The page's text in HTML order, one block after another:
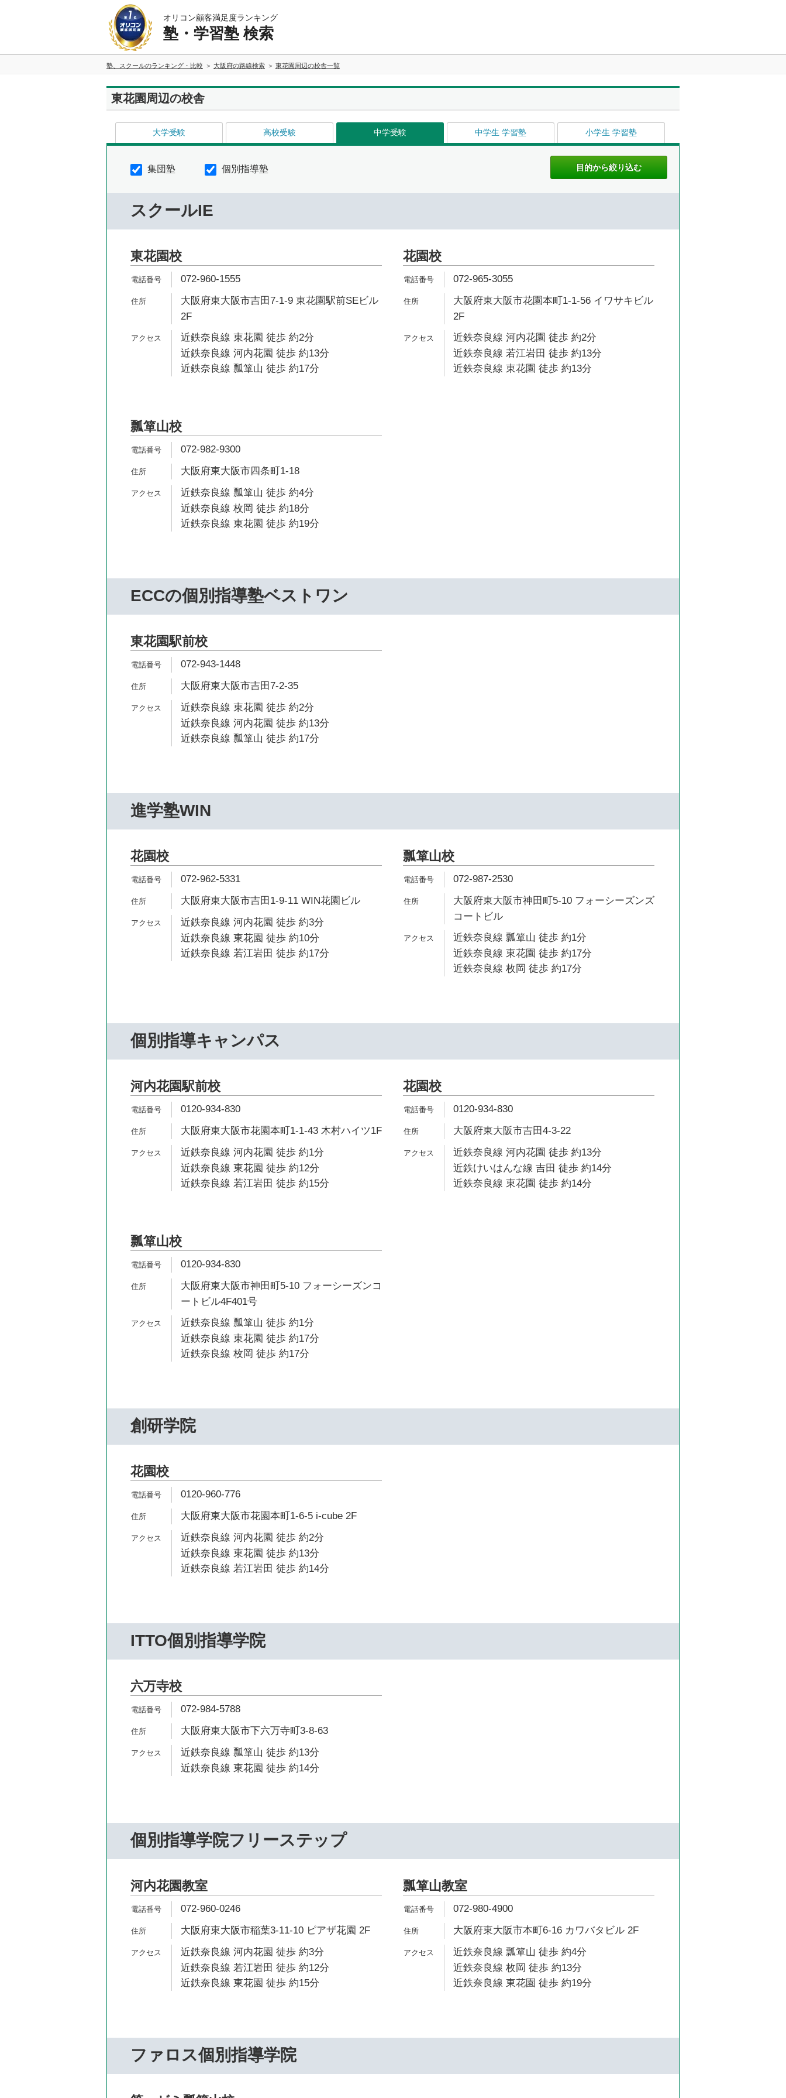
オリコン顧客満足度ランキング
塾・学習塾 検索
塾、スクールのランキング・比較 大阪府の路線検索 東花園周辺の校舎一覧
東花園周辺の校舎
大学受験 高校受験 中学受験 中学生 学習塾 小学生 学習塾
集団塾 個別指導塾
スクールIE
東花園校
072-960-1555
大阪府東大阪市吉田7-1-9 東花園駅前SEビル
2F
近鉄奈良線 東花園 徒歩 約2分
近鉄奈良線 河内花園 徒歩 約13分
近鉄奈良線 瓢箪山 徒歩 約17分
花園校
072-965-3055
大阪府東大阪市花園本町1-1-56 イワサキビル
2F
近鉄奈良線 河内花園 徒歩 約2分
近鉄奈良線 若江岩田 徒歩 約13分
近鉄奈良線 東花園 徒歩 約13分
瓢箪山校
072-982-9300
大阪府東大阪市四条町1-18
近鉄奈良線 瓢箪山 徒歩 約4分
近鉄奈良線 枚岡 徒歩 約18分
近鉄奈良線 東花園 徒歩 約19分
ECCの個別指導塾ベストワン
東花園駅前校
072-943-1448
大阪府東大阪市吉田7-2-35
近鉄奈良線 東花園 徒歩 約2分
近鉄奈良線 河内花園 徒歩 約13分
近鉄奈良線 瓢箪山 徒歩 約17分
進学塾WIN
花園校
072-962-5331
大阪府東大阪市吉田1-9-11 WIN花園ビル
近鉄奈良線 河内花園 徒歩 約3分
近鉄奈良線 東花園 徒歩 約10分
近鉄奈良線 若江岩田 徒歩 約17分
瓢箪山校
072-987-2530
大阪府東大阪市神田町5-10 フォーシーズンズ
コートビル
近鉄奈良線 瓢箪山 徒歩 約1分
近鉄奈良線 東花園 徒歩 約17分
近鉄奈良線 枚岡 徒歩 約17分
個別指導キャンパス
河内花園駅前校
0120-934-830
大阪府東大阪市花園本町1-1-43 木村ハイツ1F
近鉄奈良線 河内花園 徒歩 約1分
近鉄奈良線 東花園 徒歩 約12分
近鉄奈良線 若江岩田 徒歩 約15分
花園校
0120-934-830
大阪府東大阪市吉田4-3-22
近鉄奈良線 河内花園 徒歩 約13分
近鉄けいはんな線 吉田 徒歩 約14分
近鉄奈良線 東花園 徒歩 約14分
瓢箪山校
0120-934-830
大阪府東大阪市神田町5-10 フォーシーズンコ
ートビル4F401号
近鉄奈良線 瓢箪山 徒歩 約1分
近鉄奈良線 東花園 徒歩 約17分
近鉄奈良線 枚岡 徒歩 約17分
創研学院
花園校
0120-960-776
大阪府東大阪市花園本町1-6-5 i-cube 2F
近鉄奈良線 河内花園 徒歩 約2分
近鉄奈良線 東花園 徒歩 約13分
近鉄奈良線 若江岩田 徒歩 約14分
ITTO個別指導学院
六万寺校
072-984-5788
大阪府東大阪市下六万寺町3-8-63
近鉄奈良線 瓢箪山 徒歩 約13分
近鉄奈良線 東花園 徒歩 約14分
個別指導学院フリーステップ
河内花園教室
072-960-0246
大阪府東大阪市稲葉3-11-10 ピアザ花園 2F
近鉄奈良線 河内花園 徒歩 約3分
近鉄奈良線 若江岩田 徒歩 約12分
近鉄奈良線 東花園 徒歩 約15分
瓢箪山教室
072-980-4900
大阪府東大阪市本町6-16 カワバタビル 2F
近鉄奈良線 瓢箪山 徒歩 約4分
近鉄奈良線 枚岡 徒歩 約13分
近鉄奈良線 東花園 徒歩 約19分
ファロス個別指導学院